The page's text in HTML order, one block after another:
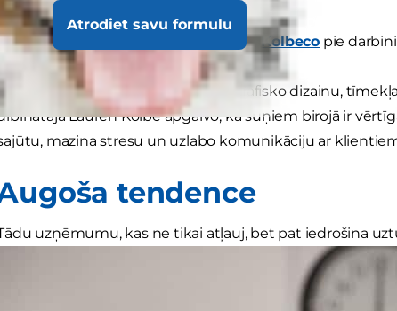
Atrodiet savu formulu
Misūrī mārketinga kompānijāKolbeco pie
gan suns birojā nevar izstrādāt grafisko dizainu,
Lauren Kolbe apgalvo, ka suņiem birojā ir
mazina stresu un uzlabo komunikāciju ar
tendence
uzņēmumu, kas ne tikai atļauj, bet pat iedrošina